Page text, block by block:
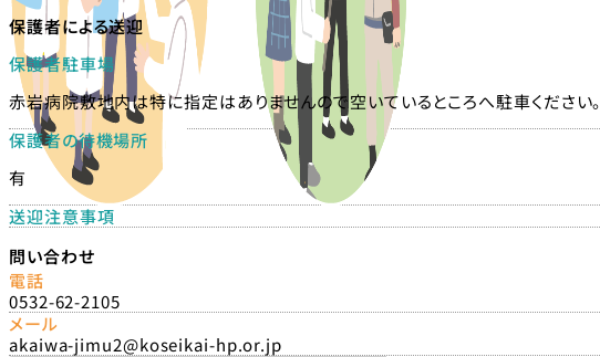
保護者による送迎
保護者駐車場
赤岩病院敷地内は特に指定はありませんので空いているところへ駐車ください。
保護者の待機場所
有
送迎注意事項
問い合わせ
電話
0532-62-2105
メール
akaiwa-jimu2@koseikai-hp.or.jp